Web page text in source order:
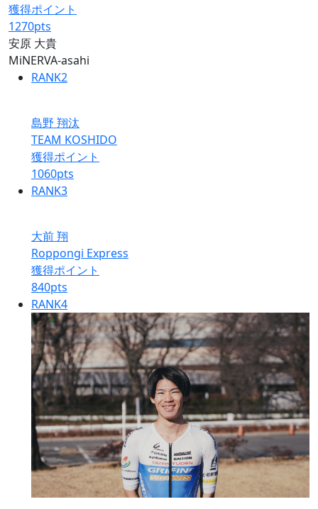
獲得ポイント
1270pts
安原 大貴
MiNERVA-asahi
RANK2
島野 翔汰
TEAM KOSHIDO
獲得ポイント
1060pts
RANK3
大前 翔
Roppongi Express
獲得ポイント
840pts
RANK4